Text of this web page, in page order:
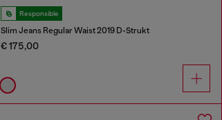
Responsible
Slim Jeans Regular Waist 2019 D-Strukt
€ 175,00